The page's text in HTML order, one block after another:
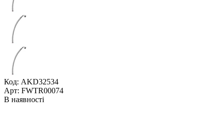
Код: AKD32534
Арт: FWTR00074
В наявності